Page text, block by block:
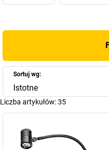
ugruntowanej wiedzy
przyszłościowe rozwiązania
dziedzinie innowacji i
oświetleniem stanowisk
biura, ośrodki opieki i
rozwiązań na potrzeby
pozwala zachować zdrowie i
Ponadto nowoczesne
Sortuj wg:
Istotne
Liczba artykułów:35